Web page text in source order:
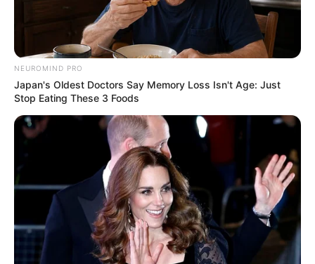
BUSCAR
DESTAQUES
FACEBOOK
NEUROMIND PRO
Japan's Oldest Doctors Say Memory Loss Isn't Age: Just
Stop Eating These 3 Foods